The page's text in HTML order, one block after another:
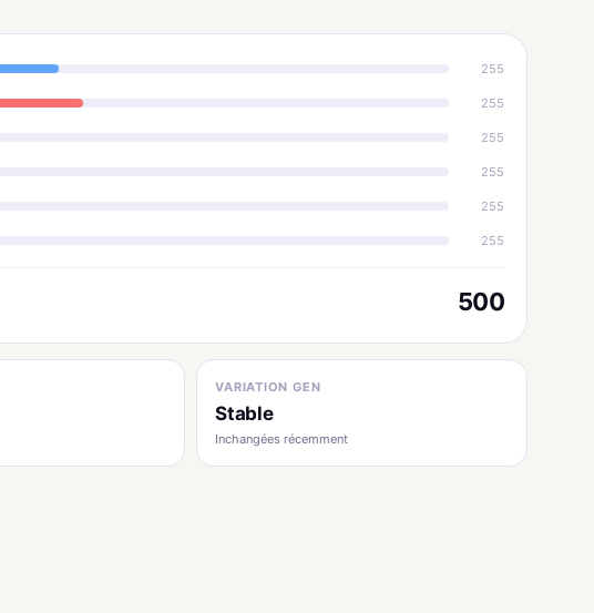
255
255
255
255
255
255
500
VARIATION GEN
Stable
Inchangées récemment